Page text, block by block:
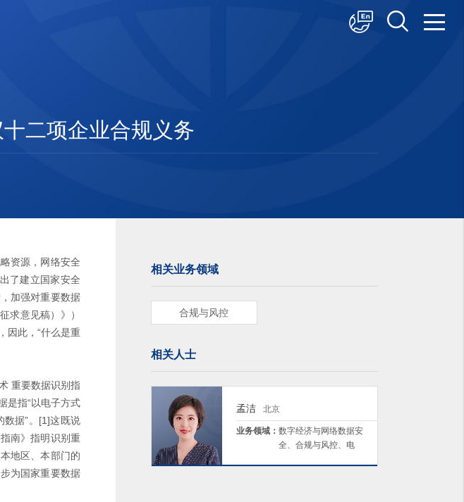
二项企业合规义务
资源，网络安全
了建立国家安全
加强对重要数据
求意见稿）》）
因此，“什么是重
重要数据识别指
是指“以电子方式
据”。[1]这既说
南》指明识别重
地区、本部门的
为国家重要数据
相关业务领域
合规与风控
相关人士
孟洁 北京
业务领域： 数字经济与网络数据安
全、合规与风控、电